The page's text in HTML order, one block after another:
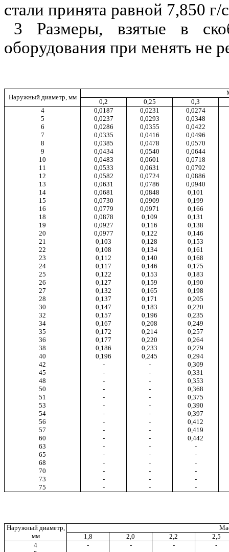
стали принята равной 7,850 г/
3 Размеры, взятые в
оборудования при менять не
Наружный диаметр, мм
0,2
0,25
0,3
4
0,0187 0,0231
0,0274
5
0,0237 0,0293
0,0348
6
0,0286 0,0355
0,0422
7
0,0335 0,0416
0,0496
8
0,0385 0,0478
0,0570
9
0,0434 0,0540
0,0644
10
0,0483 0,0601
0,0718
11
0,0533 0,0631
0,0792
12
0,0582 0,0724
0,0886
13
0,0631 0,0786
0,0940
14
0,0681 0,0848
0,101
15
0,0730 0,0909
0,199
16
0,0779 0,0971
0,166
18
0,0878 0,109
0,131
19
0,0927 0,116
0,138
20
0,0977 0,122
0,146
21
0,103 0,128
0,153
22
0,108 0,134
0,161
23
0,112 0,140
0,168
24
0,117 0,146
0,175
25
0,122 0,153
0,183
26
0,127 0,159
0,190
27
0,132 0,165
0,198
28
0,137 0,171
0,205
30
0,147 0,183
0,220
32
0,157 0,196
0,235
34
0,167 0,208
0,249
35
0,172 0,214
0,257
36
0,177 0,220
0,264
38
0,186 0,233
0,279
40
0,196 0,245
0,294
42
- -
0,309
45
- -
0,331
48
- -
0,353
50
- -
0,368
51
- -
0,375
53
- -
0,390
54
- -
0,397
56
- -
0,412
57
- -
0,419
60
- -
0,442
63
- -
-
65
- -
-
68
- -
-
70
- -
-
73
- -
-
75
- - -
Наружный диаметр,
мм
1,8
2,0 2,2
2,5
4
- - -
-